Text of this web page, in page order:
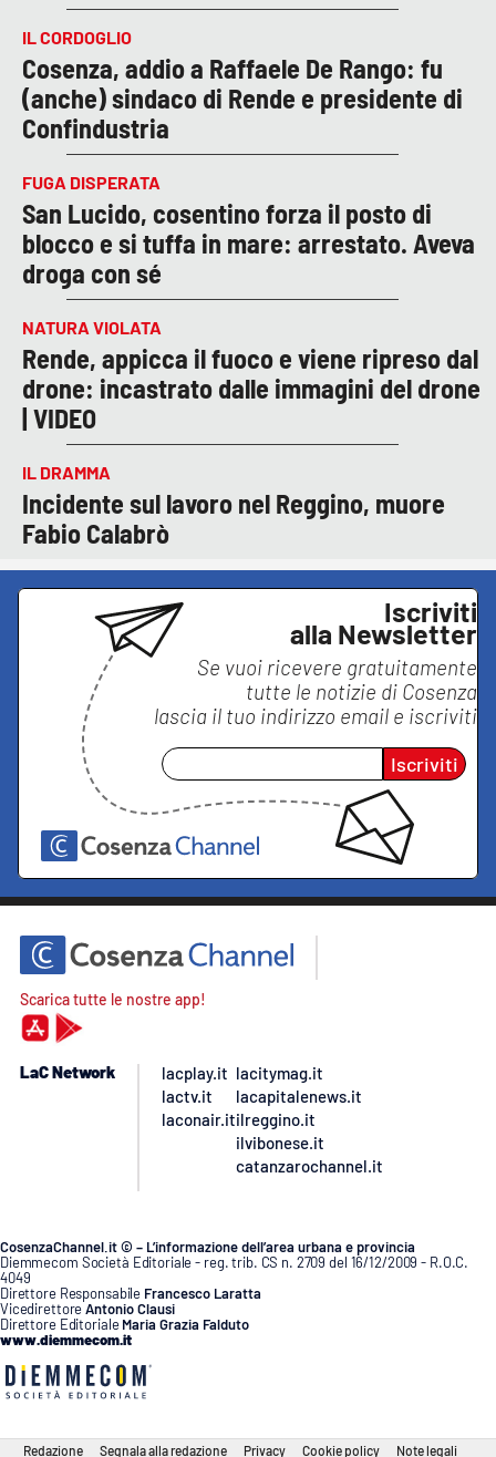
IL CORDOGLIO
Cosenza, addio a Raffaele De Rango: fu
(anche) sindaco di Rende e presidente di
Confindustria
FUGA DISPERATA
San Lucido, cosentino forza il posto di
blocco e si tuffa in mare: arrestato. Aveva
droga con sé
NATURA VIOLATA
Rende, appicca il fuoco e viene ripreso dal
drone: incastrato dalle immagini del drone
| VIDEO
IL DRAMMA
Incidente sul lavoro nel Reggino, muore
Fabio Calabrò
Iscriviti
alla Newsletter
Se vuoi ricevere gratuitamente
tutte le notizie di Cosenza
lascia il tuo indirizzo email e iscriviti
Iscriviti
Scarica tutte le nostre app!
LaC Network
lacplay.it
lactv.it
laconair.it
lacitymag.it
lacapitalenews.it
ilreggino.it
ilvibonese.it
catanzarochannel.it
CosenzaChannel.it © – L’informazione dell’area urbana e provincia
Diemmecom Società Editoriale - reg. trib. CS n. 2709 del 16/12/2009 - R.O.C.
4049
Direttore Responsabile Francesco Laratta
VicedirettoreAntonio Clausi
Direttore Editoriale Maria Grazia Falduto
www.diemmecom.it
Redazione Segnala alla redazione Privacy Cookie policy Note legali